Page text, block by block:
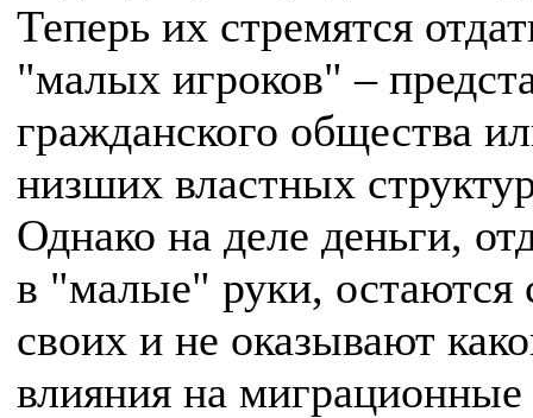
Теперь их стремятся
"малых игроков" –
гражданского общества
низших властных
Однако на деле деньги,
в "малые" руки, остаются
своих и не оказывают
влияния на миграционные